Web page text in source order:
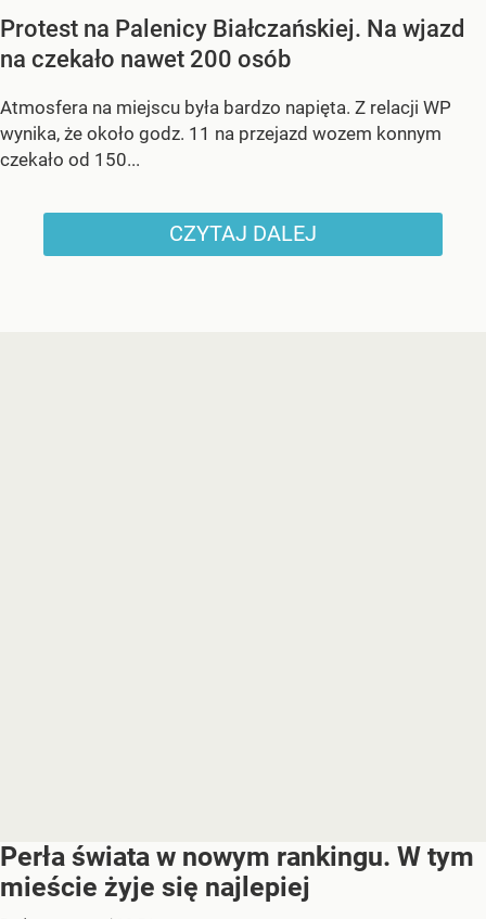
Protest na Palenicy Białczańskiej. Na wjazd
na czekało nawet 200 osób
Atmosfera na miejscu była bardzo napięta. Z relacji WP
wynika, że około godz. 11 na przejazd wozem konnym
czekało od 150...
CZYTAJ DALEJ
Perła świata w nowym rankingu. W tym
mieście żyje się najlepiej